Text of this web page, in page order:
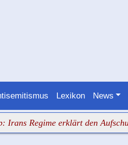
Lexikon News
erklärt den Aufschub